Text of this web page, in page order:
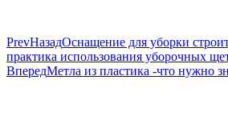
PrevНазадОснащение для уборки
практика использования уборочных
ВпередМетла из пластика -что нужно